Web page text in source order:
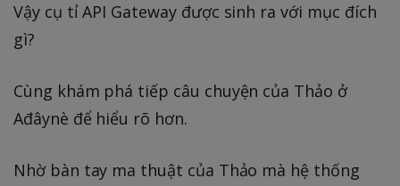
Vậy cụ tỉ API Gateway được sinh ra với mục đích
gì?
Cùng khám phá tiếp câu chuyện của Thảo ở
Ađâynè để hiểu rõ hơn.
Nhờ bàn tay ma thuật của Thảo mà hệ thống